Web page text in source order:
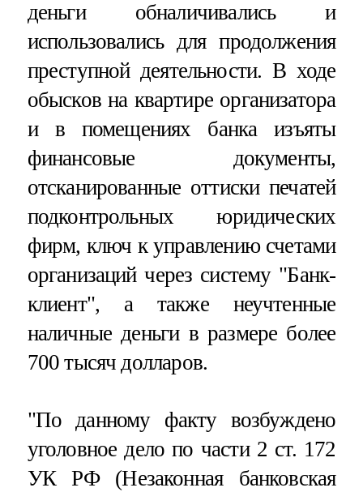
деньги обналичивались и
использовались для продолжения
преступной деятельности. В ходе
обысков на квартире организатора
и в помещениях банка изъяты
финансовые документы,
отсканированные оттиски печатей
подконтрольных юридических
фирм, ключ к управлению счетами
организаций через систему "Банк-
клиент", а также неучтенные
наличные деньги в размере более
700 тысяч долларов.
"По данному факту возбуждено
уголовное дело по части 2 ст. 172
УК РФ (Незаконная банковская